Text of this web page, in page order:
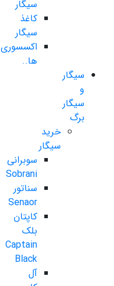
سیگار
کاغذ
سیگار
اکسسوری
ها..
سیگار
و
سیگار
برگ
خرید
سیگار
سوبرانی
Sobrani
سناتور
Senaor
کاپتان
بلک
Captain
Black
آل